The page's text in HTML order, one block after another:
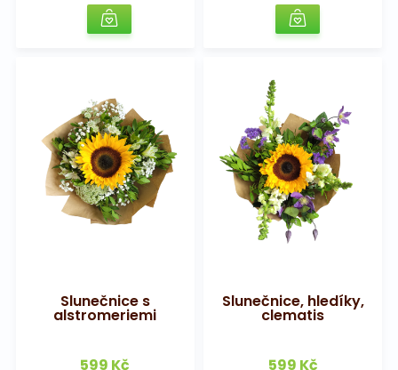
Slunečnice s
alstromeriemi
599 Kč
Slunečnice, hledíky,
clematis
599 Kč